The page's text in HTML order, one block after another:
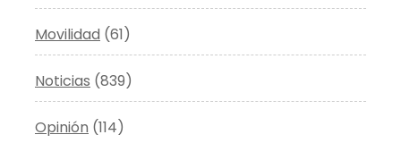
Movilidad (61)
Noticias (839)
Opinión (114)